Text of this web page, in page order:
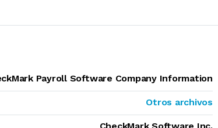
Payroll Software Company Information
Otros archivos